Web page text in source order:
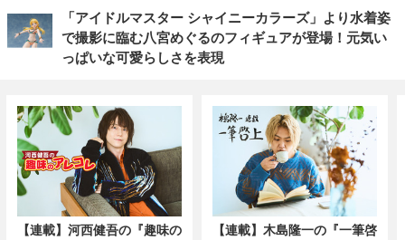
「アイドルマスター シャイニーカラーズ」より水着姿
で撮影に臨む八宮めぐるのフィギュアが登場！元気い
っぱいな可愛らしさを表現
【連載】河西健吾の『趣味の
【連載】木島隆一の『一筆啓